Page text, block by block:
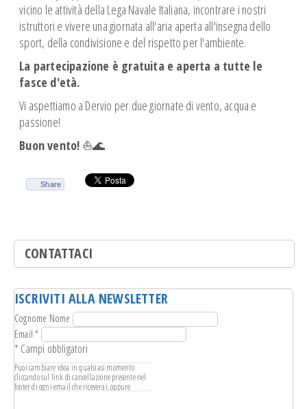
vicino le attività della Lega Navale Italiana, incontrare i nostri
istruttori e vivere una giornata all'aria aperta all'insegna dello
sport, della condivisione e del rispetto per l'ambiente.
La partecipazione è gratuita e aperta a tutte le
fasce d'età.
Vi aspettiamo a Dervio per due giornate di vento, acqua e
passione!
Buon vento! ⛵️🌊
Share
CONTATTACI
ISCRIVITI ALLA NEWSLETTER
Cognome Nome
Email*
* Campi obbligatori
Puoi cambiare idea in qualsiasi momento
cliccando sul link di cancellazione presente nel
footer di ogni email che riceverai, oppure